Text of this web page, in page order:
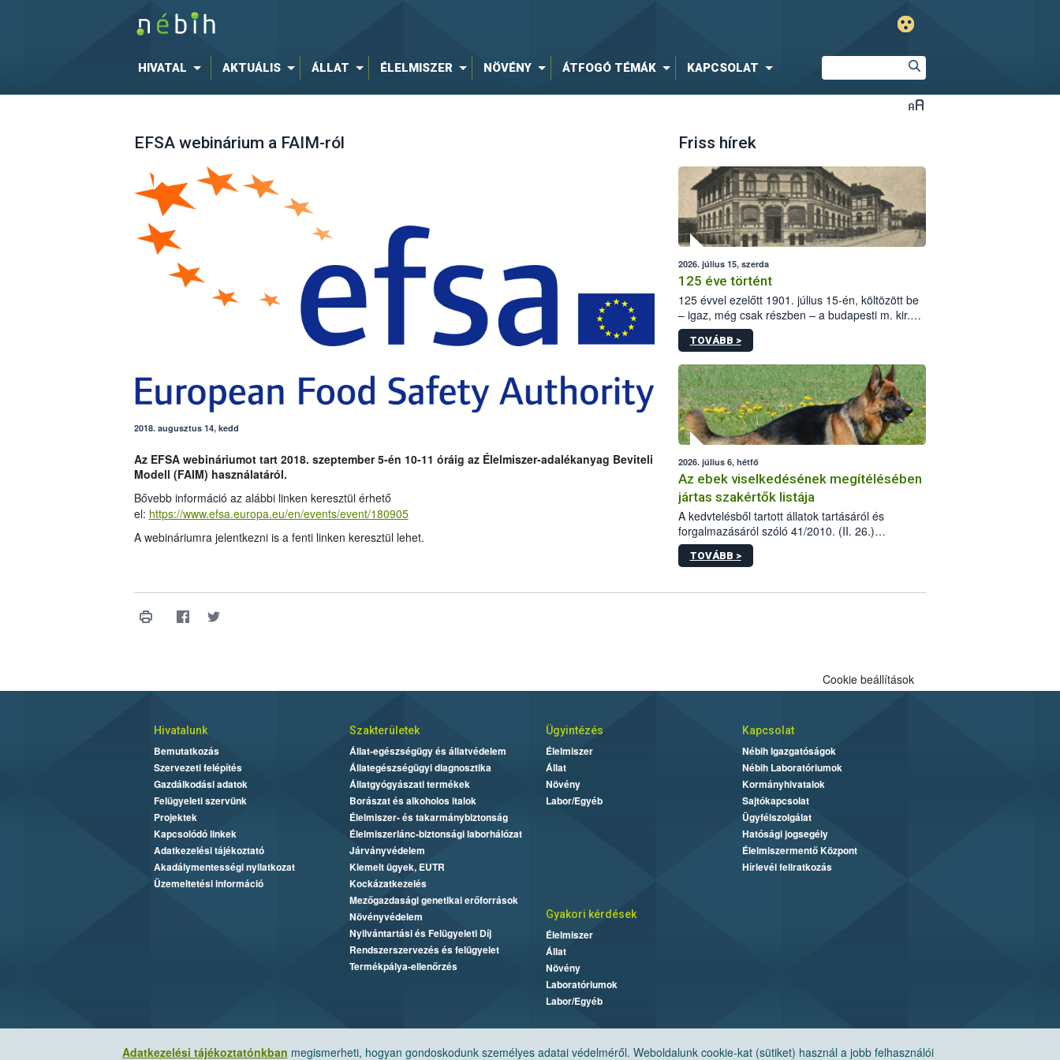
HIVATAL AKTUÁLIS ÁLLAT ÉLELMISZER NÖVÉNY ÁTFOGÓ TÉMÁK KAPCSOLAT
EFSA webinárium a FAIM-ról
2018. augusztus 14, kedd
Az EFSA webináriumot tart 2018. szeptember 5-én 10-11 óráig az Élelmiszer-adalékanyag Beviteli
Modell (FAIM) használatáról.
Bővebb információ az alábbi linken keresztül érhető
el: https://www.efsa.europa.eu/en/events/event/180905
A webináriumra jelentkezni is a fenti linken keresztül lehet.
Friss hírek
2026. július 15, szerda
125 éve történt
125 évvel ezelőtt 1901. július 15-én, költözött be
– igaz, még csak részben – a budapesti m. kir.
állami vetőmagvizsgáló állomás a Kis Rókus utca
15. szám alatti, Czigler Győző által tervezett új
TOVÁBB >
2026. július 6, hétfő
Az ebek viselkedésének megítélésében
jártas szakértők listája
A kedvtelésből tartott állatok tartásáról és
forgalmazásáról szóló 41/2010. (II. 26.)
Korm.rendelet szabályozza az eb okozta fizikai
sérülés, illetve ennek veszélye keletkezésekor
veszélyes eb tartását és annak engedélyezését.
TOVÁBB >
Adatkezelési tájékoztatónkban megismerheti, hogyan gondoskodunk személyes adatai védelméről. Weboldalunk cookie-kat (sütiket) használ a jobb felhasználói
Cookie beállítások
Hivatalunk
Bemutatkozás
Szervezeti felépítés
Gazdálkodási adatok
Felügyeleti szervünk
Projektek
Kapcsolódó linkek
Adatkezelési tájékoztató
Akadálymentességi nyilatkozat
Üzemeltetési információ
Szakterületek
Állat-egészségügy és állatvédelem
Állategészségügyi diagnosztika
Állatgyógyászati termékek
Borászat és alkoholos italok
Élelmiszer- és takarmánybiztonság
Élelmiszerlánc-biztonsági laborhálózat
Járványvédelem
Kiemelt ügyek, EUTR
Kockázatkezelés
Mezőgazdasági genetikai erőforrások
Növényvédelem
Nyilvántartási és Felügyeleti Díj
Rendszerszervezés és felügyelet
Termékpálya-ellenőrzés
Ügyintézés
Élelmiszer
Állat
Növény
Labor/Egyéb
Kapcsolat
Nébih Igazgatóságok
Nébih Laboratóriumok
Kormányhivatalok
Sajtókapcsolat
Ügyfélszolgálat
Hatósági jogsegély
Élelmiszermentő Központ
Hírlevél feliratkozás
Gyakori kérdések
Élelmiszer
Állat
Növény
Laboratóriumok
Labor/Egyéb